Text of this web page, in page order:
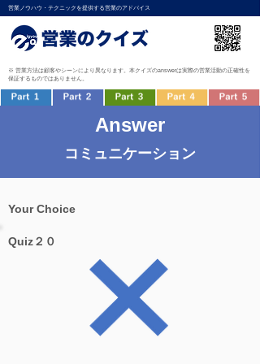
営業ノウハウ・テクニックを提供する営業のアドバイス
※ 営業方法は顧客やシーンにより異なります。本クイズのanswerは実際の営業活動の正確性を
保証するものではありません。
Answer
コミュニケーション
Your Choice
Quiz２０